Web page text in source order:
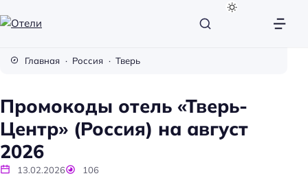
и
Главная Россия Тверь
Промокоды отель «Тверь-
Центр» (Россия) на август
2026
13.02.2026 106